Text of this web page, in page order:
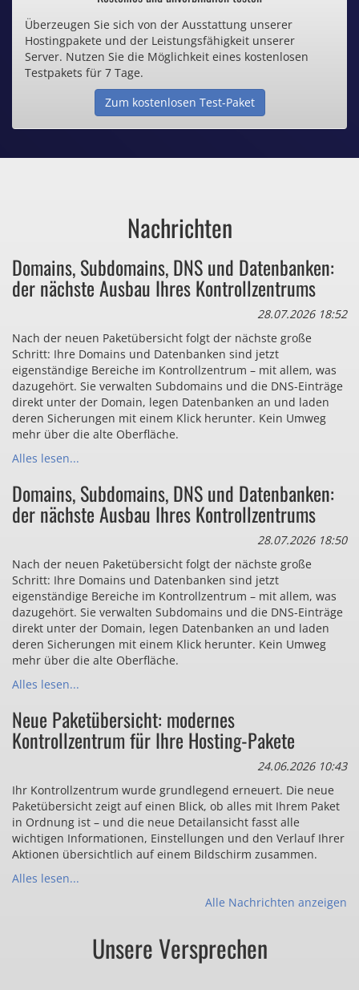
Inklusive .de Domain
Webspace ab 1,25€ / Monat
Günstige SSL-Zertifikate
Bezahlen Sie auch zu viel
für Dinge, die sie gar nicht brauchen?
Überzeugen Sie sich von der Ausstattung unserer
Hostingpakete und der Leistungsfähigkeit unserer
Server. Nutzen Sie die Möglichkeit eines kostenlosen
Testpakets für 7 Tage.
Zum kostenlosen Test-Paket
Nachrichten
Domains, Subdomains, DNS und Datenbanken:
der nächste Ausbau Ihres Kontrollzentrums
28.07.2026 18:52
Nach der neuen Paketübersicht folgt der nächste große
Schritt: Ihre Domains und Datenbanken sind jetzt
eigenständige Bereiche im Kontrollzentrum – mit allem, was
dazugehört. Sie verwalten Subdomains und die DNS-Einträge
direkt unter der Domain, legen Datenbanken an und laden
deren Sicherungen mit einem Klick herunter. Kein Umweg
mehr über die alte Oberfläche.
Alles lesen...
Domains, Subdomains, DNS und Datenbanken:
der nächste Ausbau Ihres Kontrollzentrums
28.07.2026 18:50
Nach der neuen Paketübersicht folgt der nächste große
Schritt: Ihre Domains und Datenbanken sind jetzt
eigenständige Bereiche im Kontrollzentrum – mit allem, was
dazugehört. Sie verwalten Subdomains und die DNS-Einträge
direkt unter der Domain, legen Datenbanken an und laden
deren Sicherungen mit einem Klick herunter. Kein Umweg
mehr über die alte Oberfläche.
Alles lesen...
Neue Paketübersicht: modernes
Kontrollzentrum für Ihre Hosting-Pakete
24.06.2026 10:43
Ihr Kontrollzentrum wurde grundlegend erneuert. Die neue
Paketübersicht zeigt auf einen Blick, ob alles mit Ihrem Paket
in Ordnung ist – und die neue Detailansicht fasst alle
wichtigen Informationen, Einstellungen und den Verlauf Ihrer
Aktionen übersichtlich auf einem Bildschirm zusammen.
Alles lesen...
Alle Nachrichten anzeigen
Unsere Versprechen